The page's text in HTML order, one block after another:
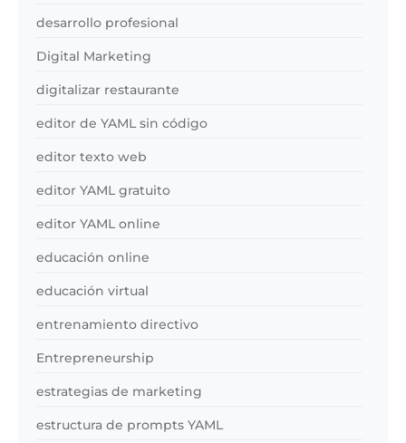
desarrollo profesional
Digital Marketing
digitalizar restaurante
editor de YAML sin código
editor texto web
editor YAML gratuito
editor YAML online
educación online
educación virtual
entrenamiento directivo
Entrepreneurship
estrategias de marketing
estructura de prompts YAML